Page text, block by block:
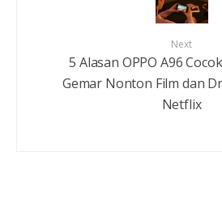
Next
5 Alasan OPPO A96
Gemar Nonton Film dan
Netflix